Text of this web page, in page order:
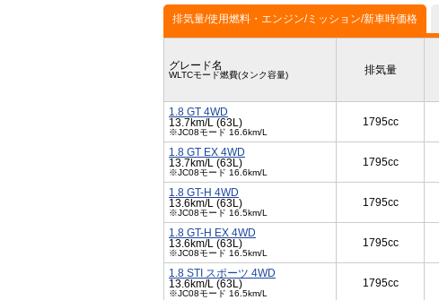
排気量/使用燃料・エンジン/ミッション/新車時価格
グレード名
WLTCモード燃費(タンク容量) 排気量
1.8 GT 4WD
13.7km/L (63L)
※JC08モード 16.6km/L
1795cc
1.8 GT EX 4WD
13.7km/L (63L)
※JC08モード 16.6km/L
1795cc
1.8 GT-H 4WD
13.6km/L (63L)
※JC08モード 16.5km/L
1795cc
1.8 GT-H EX 4WD
13.6km/L (63L)
※JC08モード 16.5km/L
1795cc
1.8 STI スポーツ 4WD
13.6km/L (63L)
※JC08モード 16.5km/L
1795cc